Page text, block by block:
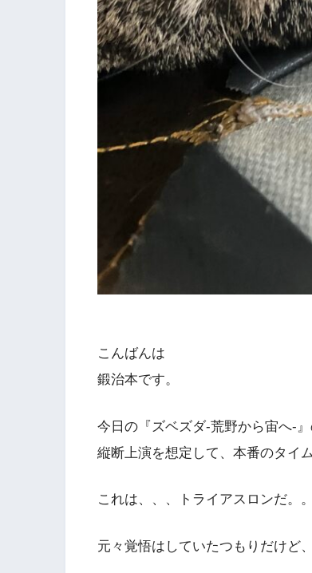
こんばんは
鍛治本です。
今日の『ズベズダ-荒野から宙へ-
縦断上演を想定して、本番のタイ
これは、、、トライアスロンだ。。
元々覚悟はしていたつもりだけど